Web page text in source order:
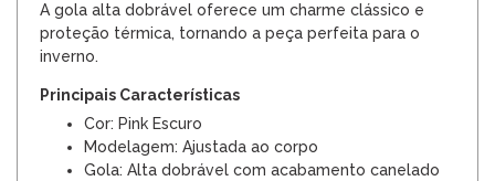
A gola alta dobrável oferece um charme clássico e
proteção térmica, tornando a peça perfeita para o
inverno.
Principais Características
Cor: Pink Escuro
Modelagem: Ajustada ao corpo
Gola: Alta dobrável com acabamento canelado